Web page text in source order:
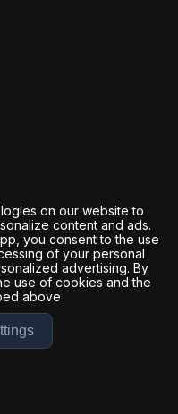
on our website to
content and ads.
you consent to the use
of your personal
advertising. By
use of cookies and the
above